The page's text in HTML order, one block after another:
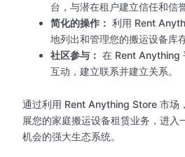
台，与潜在租户建立信任和信誉
简化的操作： 利用 Rent
地列出和管理您的搬运设备库存
社区参与： 在 Rent Anything
互动，建立联系并建立关系。
通过利用 Rent Anything Store 市场
展您的家庭搬运设备租赁业务，进入
机会的强大生态系统。